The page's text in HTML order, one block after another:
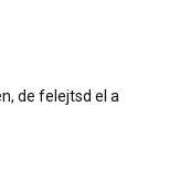
de felejtsd el a